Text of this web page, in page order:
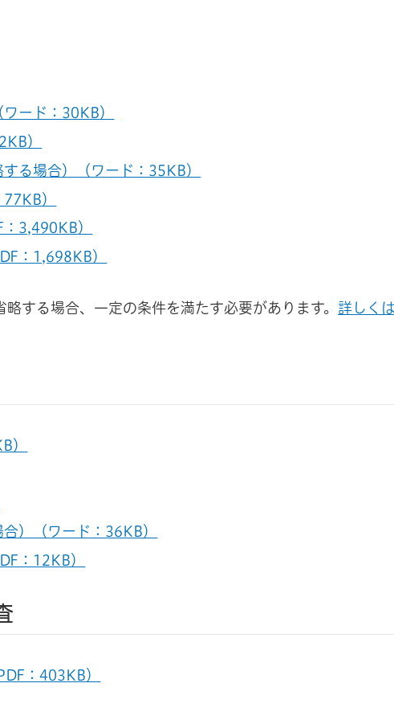
ード：30KB）
）
る場合）（ワード：35KB）
）
3,490KB）
：1,698KB）
する場合、一定の条件を満たす必要があります。 詳しく
）
）（ワード：36KB）
：12KB）
：403KB）